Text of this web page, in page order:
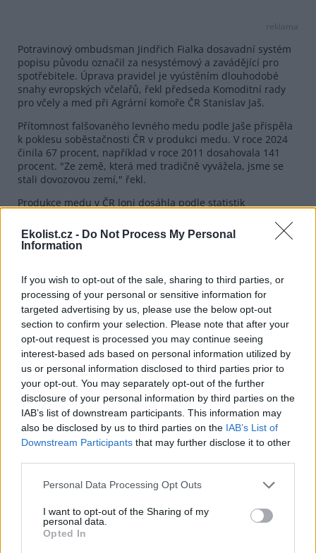
Ekolist.cz - Do Not Process My Personal
Information
If you wish to opt-out of the sale, sharing to third parties, or
processing of your personal or sensitive information for
targeted advertising by us, please use the below opt-out
section to confirm your selection. Please note that after your
opt-out request is processed you may continue seeing
interest-based ads based on personal information utilized by
us or personal information disclosed to third parties prior to
your opt-out. You may separately opt-out of the further
disclosure of your personal information by third parties on the
IAB’s list of downstream participants. This information may
also be disclosed by us to third parties on the IAB’s List of
Downstream Participants that may further disclose it to other
Personal Data Processing Opt Outs
I want to opt-out of the Sharing of my
personal data.
Opted In
reklama
Potravinový ombudsman Jindřich Fialka dosavadní systém
popisu původu označil za nesystémový a zavádějící pro
spotřebitele. Úprava pravidel je vyústěním dlouhodobé
snahy evropských včelařů, řekl předseda Komoditní rady
pro včely a med při Agrární komoře ČR Stanislav Jaš.
Přítomnost falšovaného levného medu podle Jaše přispěla
k poklesu soběstačnosti ČR v produkci medu. V roce 2024
činila 67 procent, například v roce 2011 dosahovala 141
procent. "Ze země, která med tradičně vyvážela, jsme se
stali dovozovou zemí," řekl.
Produkce medu v ČR loni dosáhla podle statistik
produkce blížila hodnotě 8000 tun, vývoz byl téměř
dvojnásobný oproti loňsku. Průměrná spotřeba medu činí
spotřebu medu necelých 11 000 tun.
U českých výrobců bude nová pravidla kontrolovat Státní
veterinární správa a na dodržování vyhlášky bude dohlížet
také Státní zemědělská a potravinářská inspekce (SZPI),
která prověřuje fyzikálně-chemické parametry, odhaluje
falšování medu přídavkem sirupů, provádí senzorickou
analýzu a posuzuje autenticitu medu stanovením hlavních
složek v něm. Letos SZPI chystá k medu dvě velké kontrolní
akce.
Do EU se loni dovezlo 178.149 tun medu, mezi největší
vývozce patří Čína, Ukrajina a Argentina. Včelaři přísnější
pravidla pro označování medu oceňují také v souvislosti s
obchodními dohodami mezi EU a Ukrajinou a EU s
nich objemy dováženého medu ještě zvýší.
"Jsme přesvědčeni, že obchodní dohoda EU–Mercosur
českému včelařství rozhodně nepomůže. Ochranná
doložka řeší pouze situaci na trhu, tedy objemy a ceny